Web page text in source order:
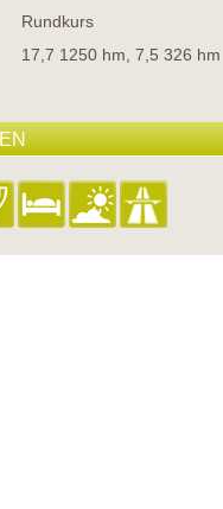
Rundkurs
17,7 1250 hm, 7,5 326 hm